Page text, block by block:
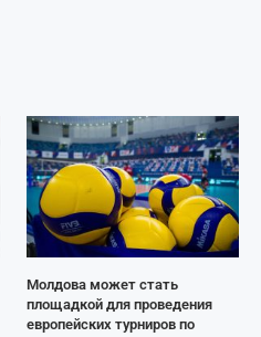
Молдова может стать
площадкой для проведения
европейских турниров по